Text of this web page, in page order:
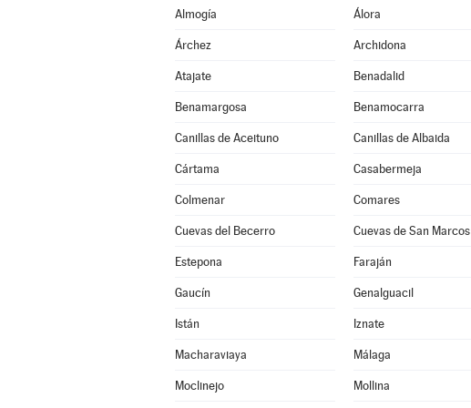
Almogía Álora
Árchez Archidona
Atajate Benadalid
Benamargosa Benamocarra
Canillas de Aceituno Canillas de Albaida
Cártama Casabermeja
Colmenar Comares
Cuevas del Becerro Cuevas de San Marcos
Estepona Faraján
Gaucín Genalguacil
Istán Iznate
Macharaviaya Málaga
Moclinejo Mollina